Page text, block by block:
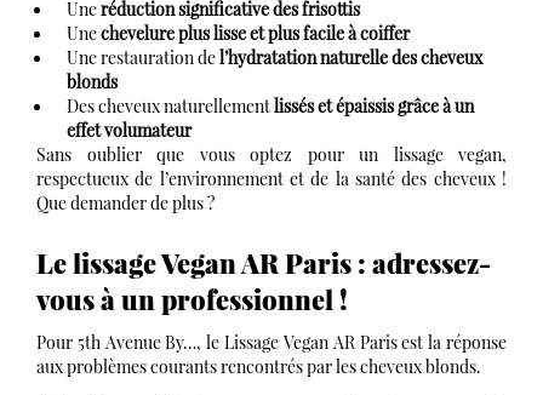
Uneréduction significative des frisottis
Unechevelure plus lisse et plus facile à coiffer
Une restauration del’hydratation naturelle des cheveux
blonds
Des cheveux naturellementlissés et épaissis grâce à un
effet volumateur
Sans oublier que vous optez pour un lissage vegan,
respectueux de l’environnement et de la santé des cheveux !
Que demander de plus ?
Le lissage Vegan AR Paris : adressez-
vous à un professionnel !
Pour 5th Avenue By…, le Lissage Vegan AR Paris est la réponse
aux problèmes courants rencontrés par les cheveux blonds.